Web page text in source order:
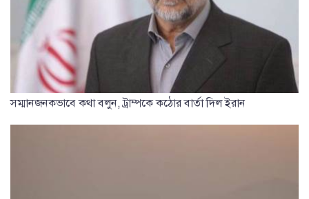
সম্মানজনকভাবে কথা বলুন, ট্রাম্পকে কঠোর বার্তা দিল ইরান